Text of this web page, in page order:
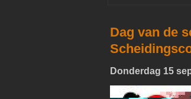
Dag van de
Donderdag 15